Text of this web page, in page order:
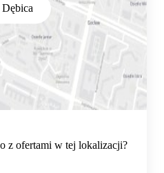
Dębica
z ofertami w tej lokalizacji?